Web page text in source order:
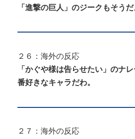
「進撃の巨人」のジークもそうだ
２６：海外の反応
「かぐや様は告らせたい」のナ
番好きなキャラだわ。
２７：海外の反応